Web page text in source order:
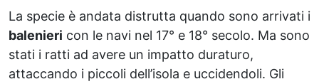
La specie è andata distrutta quando sono arrivati i
balenieri con le navi nel 17° e 18° secolo. Ma sono
stati i ratti ad avere un impatto duraturo,
attaccando i piccoli dell’isola e uccidendoli. Gli